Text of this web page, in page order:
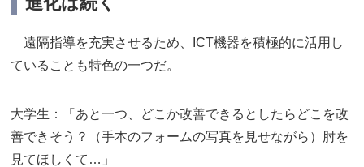
遠隔指導を充実させるため、ICT機器を積極的に活用し
ていることも特色の一つだ。
大学生：「あと一つ、どこか改善できるとしたらどこを改
善できそう？（手本のフォームの写真を見せながら）肘を
見てほしくて…」